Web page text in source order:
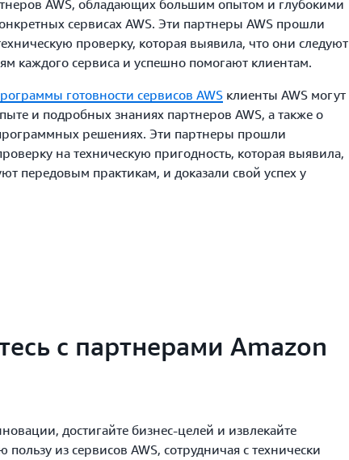
AWS, обладающих большим опытом и глубокими
сервисах AWS. Эти партнеры AWS прошли
проверку, которая выявила, что они следуют
каждого сервиса и успешно помогают клиентам.
готовности сервисов AWS клиенты AWS могут
и подробных знаниях партнеров AWS, а также о
решениях. Эти партнеры прошли
на техническую пригодность, которая выявила,
передовым практикам, и доказали свой успех у
с партнерами Amazon
достигайте бизнес-целей и извлекайте
пользу из сервисов AWS, сотрудничая с технически